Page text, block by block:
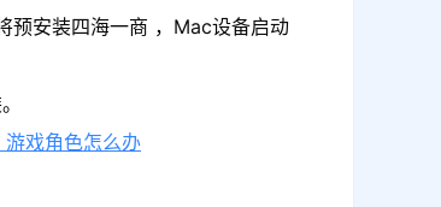
预安装四海一商 ，Mac设备启动
戏角色怎么办